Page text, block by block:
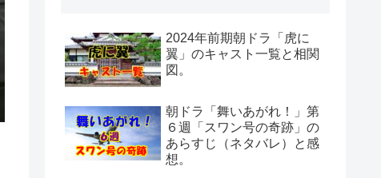
2024年前期朝ドラ「虎に
翼」のキャスト一覧と相関
図。
朝ドラ「舞いあがれ！」第
６週「スワン号の奇跡」の
あらすじ（ネタバレ）と感
想。